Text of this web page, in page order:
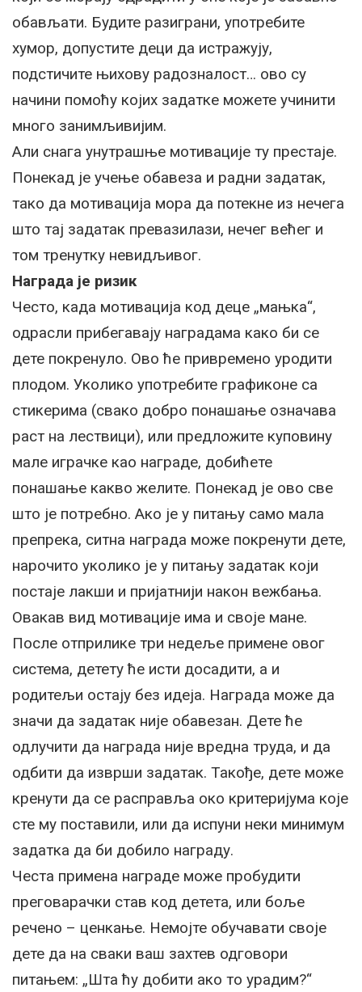
обављати. Будите разиграни, употребите
хумор, допустите деци да истражују,
подстичите њихову радозналост… ово су
начини помоћу којих задатке можете учинити
много занимљивијим.
Али снага унутрашње мотивације ту престаје.
Понекад је учење обавеза и радни задатак,
тако да мотивација мора да потекне из нечега
што тај задатак превазилази, нечег већег и
том тренутку невидљивог.
Награда је ризик
Често, када мотивација код деце „мањка“,
одрасли прибегавају наградама како би се
дете покренуло. Ово ће привремено уродити
плодом. Уколико употребите графиконе са
стикерима (свако добро понашање означава
раст на лествици), или предложите куповину
мале играчке као награде, добићете
понашање какво желите. Понекад је ово све
што је потребно. Ако је у питању само мала
препрека, ситна награда може покренути дете,
нарочито уколико је у питању задатак који
постаје лакши и пријатнији након вежбања.
Овакав вид мотивације има и своје мане.
После отприлике три недеље примене овог
система, детету ће исти досадити, а и
родитељи остају без идеја. Награда може да
значи да задатак није обавезан. Дете ће
одлучити да награда није вредна труда, и да
одбити да изврши задатак. Такође, дете може
кренути да се расправља око критеријума које
сте му поставили, или да испуни неки минимум
задатка да би добило награду.
Честа примена награде може пробудити
преговарачки став код детета, или боље
речено – ценкање. Немојте обучавати своје
дете да на сваки ваш захтев одговори
питањем: „Шта ћу добити ако то урадим?“